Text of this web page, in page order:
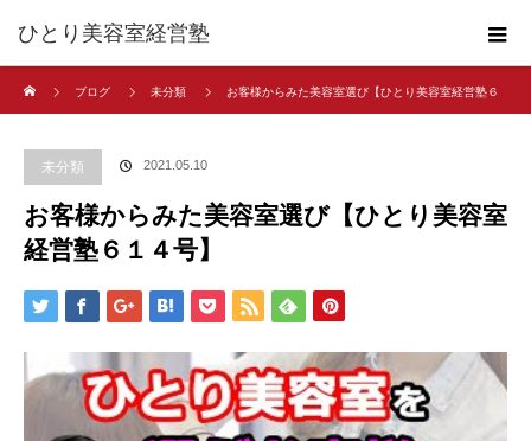
ひとり美容室経営塾
ブログ
未分類 お客様からみた美容室選び【ひとり美容室経営塾６
未分類 2021.05.10
お客様からみた美容室選び【ひとり美容室
経営塾６１４号】